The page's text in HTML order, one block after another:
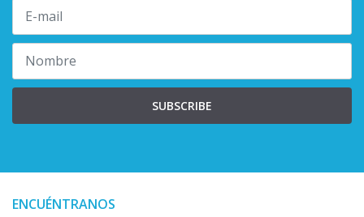
SUBSCRIBE
ENCUÉNTRANOS